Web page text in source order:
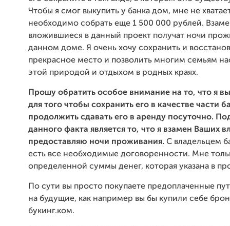
Чтобы я смог выкупить у банка дом, мне не
необходимо собрать еще 1 500 000 рублей.
вложившиеся в данный проект получат ночи
данном доме. Я очень хочу сохранить и
прекрасное место и позволить многим семьям
этой природой и отдыхом в родных краях.
Прошу обратить особое внимание на то, что я
для того чтобы сохранить его в качестве части
продолжить сдавать его в аренду посуточно.
данного факта является то, что я взамен Ваших
предоставляю ночи проживания. С владельцем
есть все необходимые договоренности. Мне
определенной суммы денег, которая указана в
По сути вы просто покупаете предоплаченные
на будущие, как например вы бы купили себе
букинг.ком.